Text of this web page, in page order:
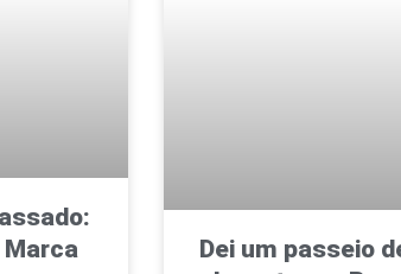
Marca
Dei um passeio